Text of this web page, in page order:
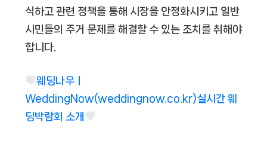
식하고 관련 정책을 통해 시장을 안정화시키고 일반
시민들의 주거 문제를 해결할 수 있는 조치를 취해야
합니다.
웨딩나우ㅣ
WeddingNow(weddingnow.co.kr)실시간 웨
딩박람회 소개